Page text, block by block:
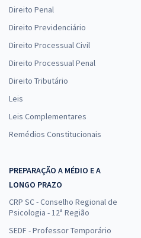
Direito Penal
Direito Previdenciário
Direito Processual Civil
Direito Processual Penal
Direito Tributário
Leis
Leis Complementares
Remédios Constitucionais
PREPARAÇÃO A MÉDIO E A
LONGO PRAZO
CRP SC - Conselho Regional de
Psicologia - 12ª Região
SEDF - Professor Temporário